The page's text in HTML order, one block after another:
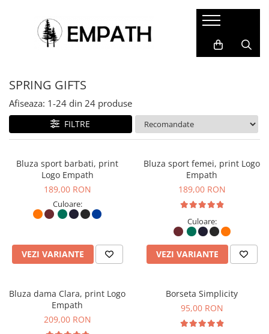
FEMEI
Bluze
Camasi
Hanorace
Geci
Pantaloni
BĂRBAȚI
Bluze
Camasi
Hanorace
Geci
Pantaloni
COPII
Bluze&Hanorace
Pantaloni
Fesuri
ACCESORII
Caiete și agende
Sacoșe
Rucsacuri, genți și borsete
Portfarduri și portofele
Șepci și pălării
Alte accesorii
Home&Deco
COLABORĂRI
Colectia Folklore
Snow Collection
SPRING GIFTS
Afiseaza: 1-24 din 24 produse
FILTRE
Bluza sport barbati, print
Logo Empath
189,00 RON
Culoare:
VEZI VARIANTE
Bluza sport femei, print Logo
Empath
189,00 RON
Culoare:
VEZI VARIANTE
Bluza dama Clara, print Logo
Empath
209,00 RON
Borseta Simplicity
95,00 RON